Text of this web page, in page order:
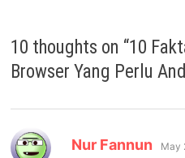
10 thoughts on “10
Browser Yang Perlu
Nur Fannun May